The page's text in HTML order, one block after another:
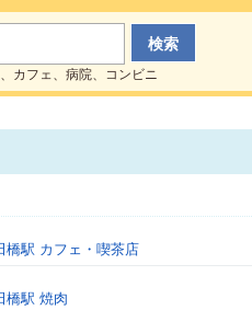
カフェ、病院、コンビニ
橋駅 カフェ・喫茶店
橋駅 焼肉